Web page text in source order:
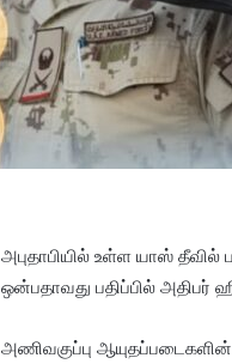
அபுதாபியில் உள்ள யாஸ்
ஒன்பதாவது பதிப்பில்
அணிவகுப்பு